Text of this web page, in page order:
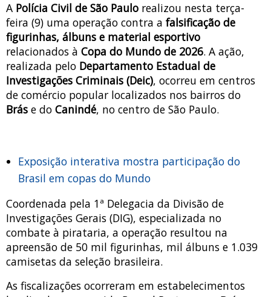
A Polícia Civil de São Paulo realizou nesta terça-
feira (9) uma operação contra a falsificação de
figurinhas, álbuns e material esportivo
relacionados à Copa do Mundo de 2026. A ação,
realizada pelo Departamento Estadual de
Investigações Criminais (Deic), ocorreu em centros
de comércio popular localizados nos bairros do
Brás e do Canindé, no centro de São Paulo.
Exposição interativa mostra participação do
Brasil em copas do Mundo
Coordenada pela 1ª Delegacia da Divisão de
Investigações Gerais (DIG), especializada no
combate à pirataria, a operação resultou na
apreensão de 50 mil figurinhas, mil álbuns e 1.039
camisetas da seleção brasileira.
As fiscalizações ocorreram em estabelecimentos